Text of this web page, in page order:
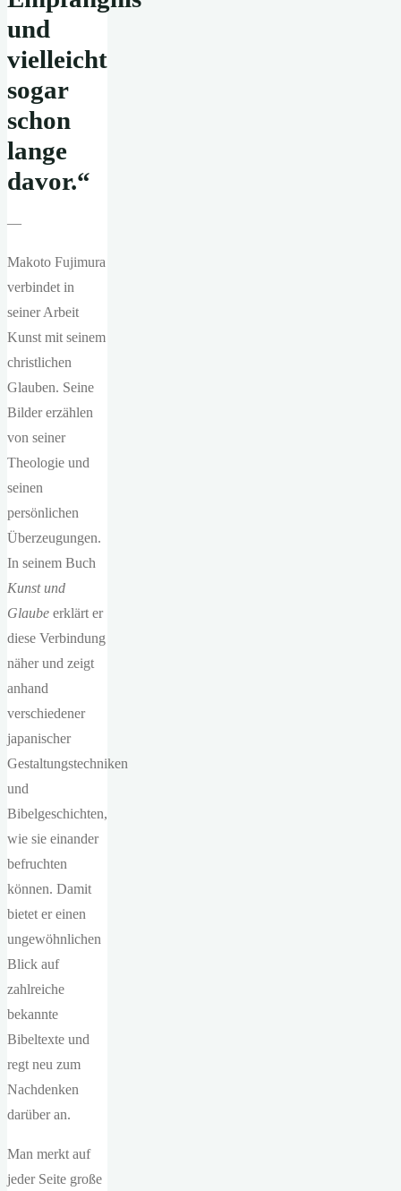
und
vielleicht
sogar
schon
lange
davor.“
—
Makoto Fujimura
verbindet in
seiner Arbeit
Kunst mit seinem
christlichen
Glauben. Seine
Bilder erzählen
von seiner
Theologie und
seinen
persönlichen
Überzeugungen.
In seinem Buch
Kunst und
Glaube erklärt er
diese Verbindung
näher und zeigt
anhand
verschiedener
japanischer
Gestaltungstechniken
und
Bibelgeschichten,
wie sie einander
befruchten
können. Damit
bietet er einen
ungewöhnlichen
Blick auf
zahlreiche
bekannte
Bibeltexte und
regt neu zum
Nachdenken
darüber an.
Man merkt auf
jeder Seite große